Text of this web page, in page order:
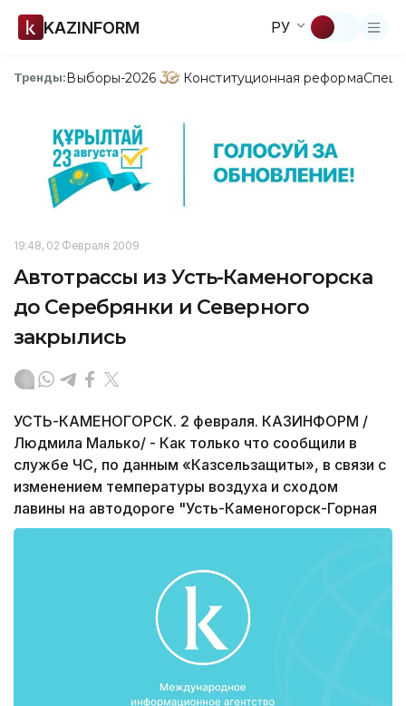
KAZINFORM РУ
Тренды:Выборы-2026 Конституционная реформа
19:48, 02 Февраля 2009
Автотрассы из Усть-Каменогорска
до Серебрянки и Северного
закрылись
УСТЬ-КАМЕНОГОРСК. 2 февраля. КАЗИНФОРМ /
Людмила Малько/ - Как только что сообщили в
службе ЧС, по данным «Казсельзащиты», в связи с
изменением температуры воздуха и сходом
лавины на автодороге "Усть-Каменогорск-Горная